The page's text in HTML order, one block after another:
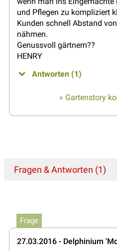
und Pflegen zu kompliziert
Kunden schnell Abstand
nähmen.
Genussvoll gärtnern??
HENRY
Antworten (1)
» Gartenstory
Fragen & Antworten (1)
Frage
27.03.2016 - Delphinium